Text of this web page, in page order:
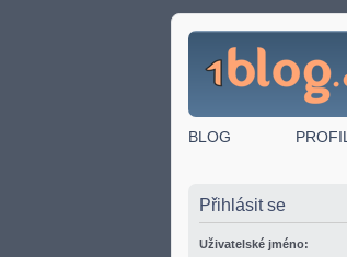
BLOG PROFIL
Přihlásit se
Uživatelské jméno: